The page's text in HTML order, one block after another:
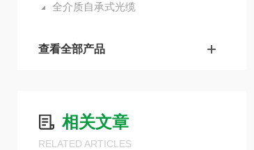
全介质自承式光缆
查看全部产品
相关文章
RELATED ARTICLES